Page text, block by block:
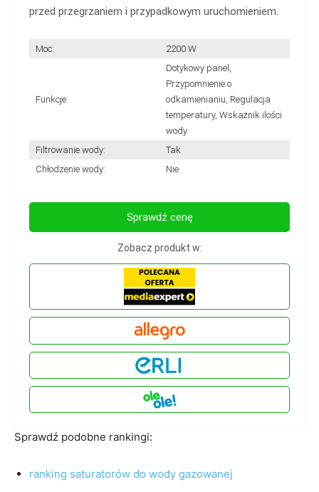
przed przegrzaniem i przypadkowym uruchomieniem.
Moc: 2200 W
Funkcje:
Dotykowy panel,
Przypomnienie o
odkamienianiu, Regulacja
temperatury, Wskażnik ilości
wody
Filtrowanie wody:
Tak
Chłodzenie wody:
Nie
Sprawdź cenę
Zobacz produkt w:
Sprawdź podobne rankingi:
ranking saturatorów do wody gazowanej